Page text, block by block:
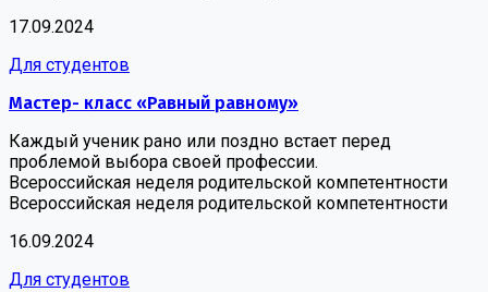
17.09.2024
Для студентов
Мастер- класс «Равный равному»
Каждый ученик рано или поздно встает перед
проблемой выбора своей профессии.
Всероссийская неделя родительской компетентности
Всероссийская неделя родительской компетентности
16.09.2024
Для студентов